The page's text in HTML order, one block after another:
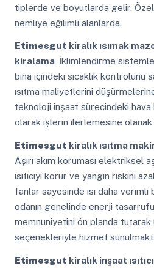
tiplerde ve boyutlarda gelir.
nemliye eğilimli alanlarda.
Etimesgut kiralık ısımak
kiralama İklimlendirme
bina içindeki sıcaklık kontrolünü
ısıtma maliyetlerini
teknoloji inşaat sürecindeki hava
olarak işlerin ilerlemesine olanak
Etimesgut kiralık ısıtma
Aşırı akım koruması elektriksel
ısıtıcıyı korur ve yangın riskini
fanlar sayesinde ısı daha verimli
odanın genelinde enerji
memnuniyetini ön planda
seçenekleriyle hizmet
Etimesgut kiralık inşaat